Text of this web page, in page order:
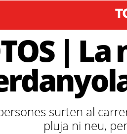
|
surten al
pluja ni neu,